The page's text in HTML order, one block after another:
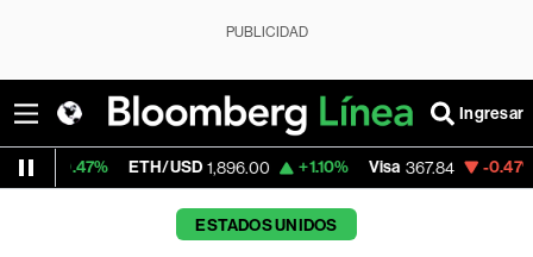
PUBLICIDAD
Ingresar
ETH/USD 1,896.00 +1.10% Visa 367.84 -0.47%
ESTADOS UNIDOS